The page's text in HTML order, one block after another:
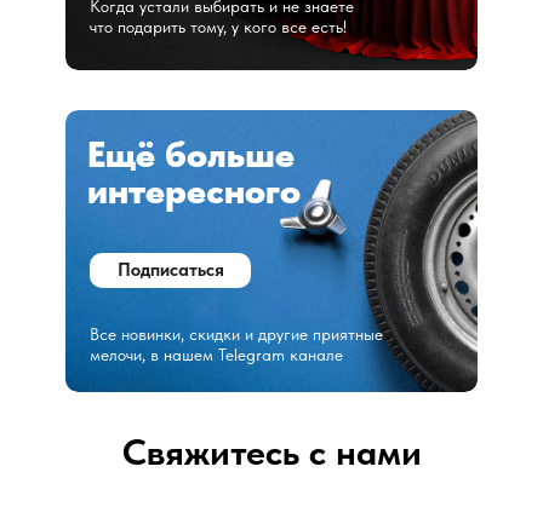
Ещё больше
интересного
Все новинки, скидки и другие приятные
мелочи, в нашем Telegram канале
Когда устали выбирать и не знаете
что подарить тому, у кого все есть!
Подписаться
Свяжитесь с нами